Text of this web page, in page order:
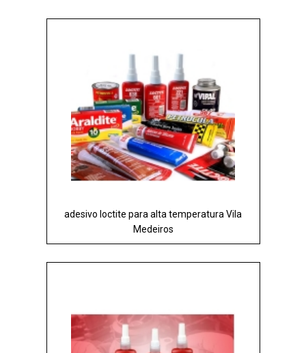
adesivo loctite para alta temperatura Vila
Medeiros